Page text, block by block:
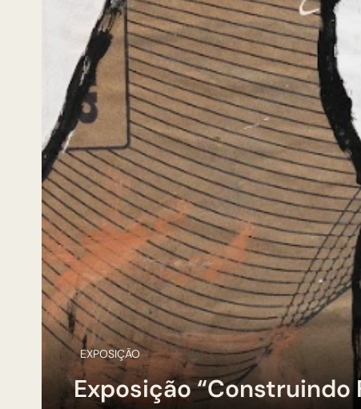
EXPOSIÇÃO
Exposição “Construindo